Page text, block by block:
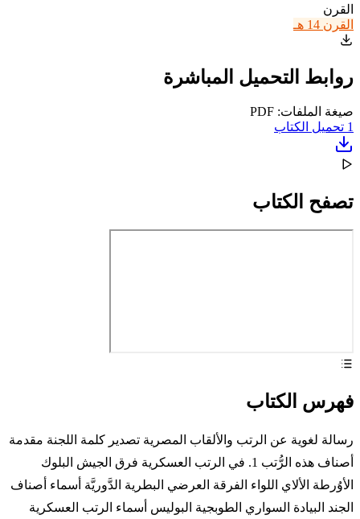
القرن
القرن 14 هـ
روابط التحميل المباشرة
صيغة الملفات: PDF
1 تحميل الكتاب
تصفح الكتاب
فهرس الكتاب
رسالة لغوية عن الرتب والألقاب المصرية تصدير كلمة اللجنة مقدمة
أصناف هذه الرُّتب 1. في الرتب العسكرية فرق الجيش البلوك
الأوُرطة الألاي اللواء الفرقة العرضي البطرية الدَّوريَّة أسماء أصناف
الجند البيادة السواري الطوبجية البوليس أسماء الرتب العسكرية